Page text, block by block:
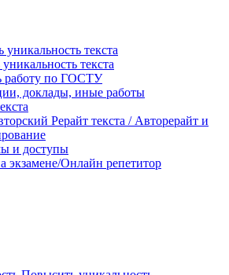
уникальность текста
текста
работу по ГОСТУ
доклады, иные работы
Рерайт текста / Авторерайт и
и доступы
экзамене/Онлайн репетитор